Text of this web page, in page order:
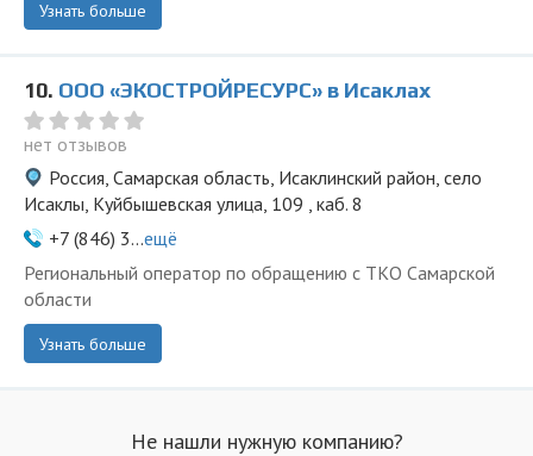
Узнать больше
10. ООО «ЭКОСТРОЙРЕСУРС» в Исаклах
нет отзывов
Россия, Самарская область, Исаклинский район, село
Исаклы, Куйбышевская улица, 109 , каб. 8
+7 (846) 3...ещё
Региональный оператор по обращению с ТКО Самарской
области
Узнать больше
Не нашли нужную компанию?